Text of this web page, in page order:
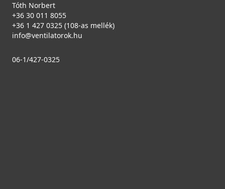
Tóth Norbert
+36 30 011 8055
+36 1 427 0325 (108-as mellék)
info@ventilatorok.hu
06-1/427-0325